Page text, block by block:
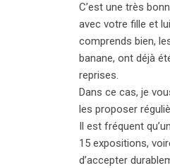
C’est une très
avec votre fille et
comprends bien,
banane, ont déjà
reprises.
Dans ce cas, je
les proposer
Il est fréquent
15 expositions,
d’accepter